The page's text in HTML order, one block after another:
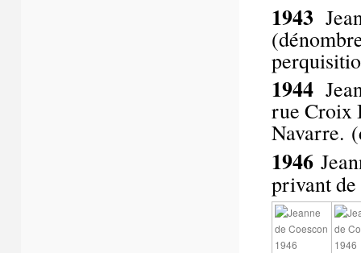
1943
1944
rue Croix
Navarre.
1946
privant